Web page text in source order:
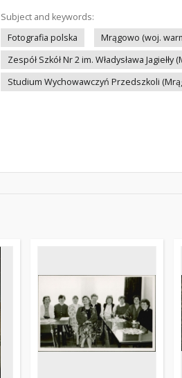
Subject and keywords:
Fotografia polska
Mrągowo (woj.
Zespół Szkół Nr 2 im. Władysława Jagiełły
Studium Wychowawczyń Przedszkoli